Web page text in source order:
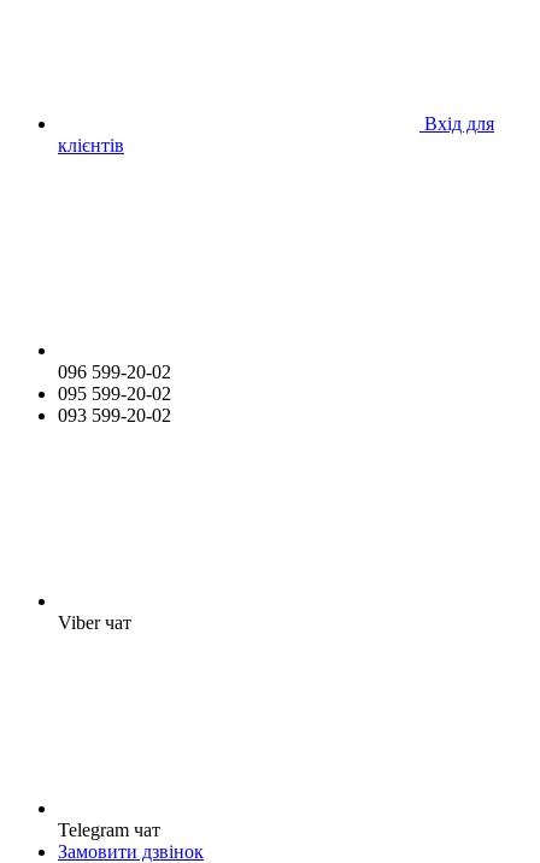
Вхід для
клієнтів
096 599-20-02
095 599-20-02
093 599-20-02
Viber чат
Telegram чат
Замовити дзвінок